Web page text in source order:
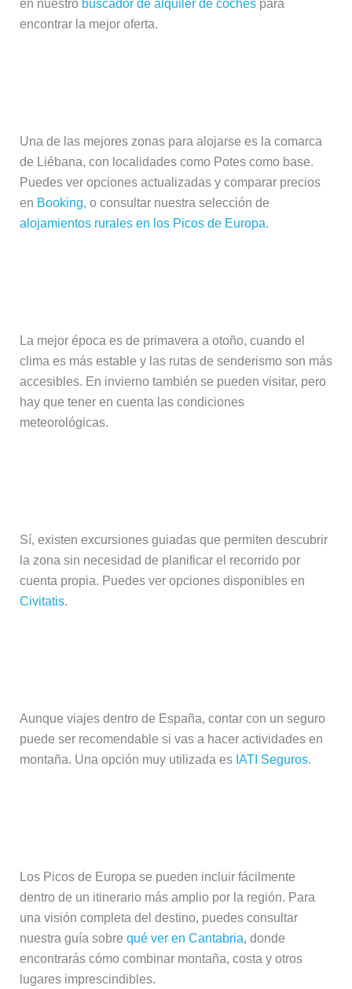
en nuestro buscador de alquiler de cochespara
encontrar la mejor oferta.
Una de las mejores zonas para alojarse es la comarca
de Liébana, con localidades como Potes como base.
Puedes ver opciones actualizadas y comparar precios
en Booking, o consultar nuestra selección de
alojamientos rurales en los Picos de Europa.
La mejor época es de primavera a otoño, cuando el
clima es más estable y las rutas de senderismo son más
accesibles. En invierno también se pueden visitar, pero
hay que tener en cuenta las condiciones
meteorológicas.
Sí, existen excursiones guiadas que permiten descubrir
la zona sin necesidad de planificar el recorrido por
cuenta propia. Puedes ver opciones disponibles en
Civitatis.
Aunque viajes dentro de España, contar con un seguro
puede ser recomendable si vas a hacer actividades en
montaña. Una opción muy utilizada es IATI Seguros.
Los Picos de Europa se pueden incluir fácilmente
dentro de un itinerario más amplio por la región. Para
una visión completa del destino, puedes consultar
nuestra guía sobre qué ver en Cantabria, donde
encontrarás cómo combinar montaña, costa y otros
lugares imprescindibles.